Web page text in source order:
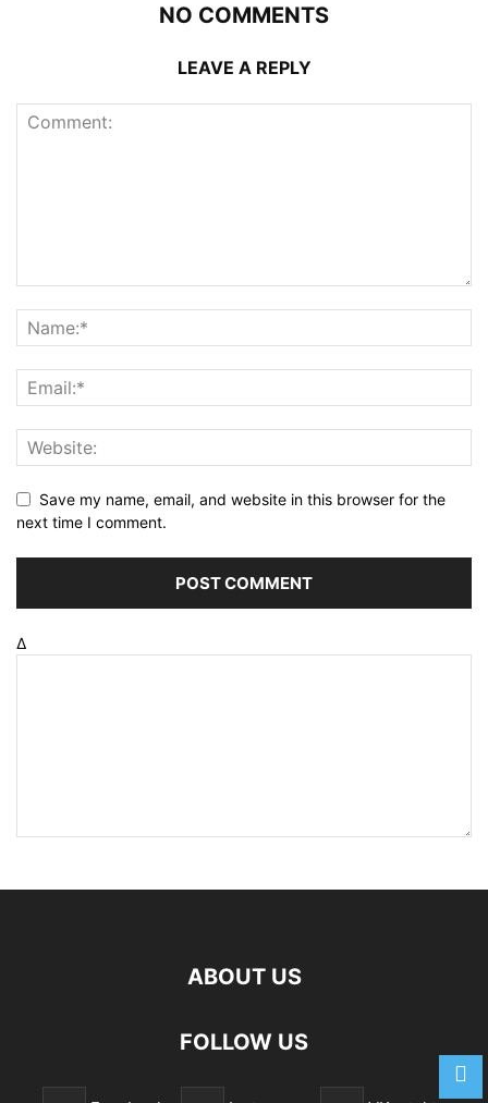
NO COMMENTS
LEAVE A REPLY
Save my name, email, and website in this browser for the
next time I comment.
Δ
ABOUT US
FOLLOW US